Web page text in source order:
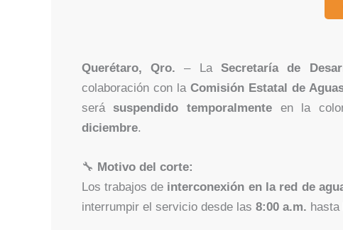
Querétaro, Qro. – La Secretaría de
colaboración con la Comisión Estatal de
será suspendido temporalmenteen la
diciembre.
🔧 Motivo del corte:
Los trabajos de interconexión en la red de
interrumpir el servicio desde las 8:00 a.m. hasta